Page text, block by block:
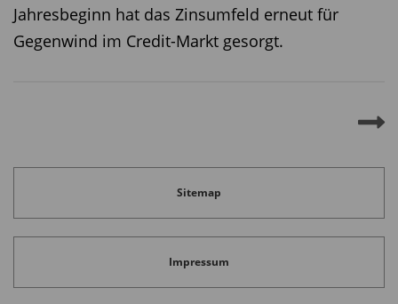
Jahresbeginn hat das Zinsumfeld erneut für
Gegenwind im Credit-Markt gesorgt.
Sitemap
Impressum